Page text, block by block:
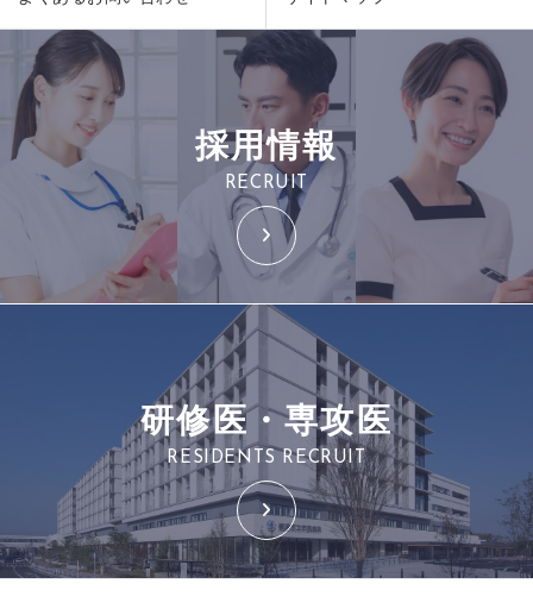
採用情報
RECRUIT
研修医・専攻医
RESIDENTS RECRUIT